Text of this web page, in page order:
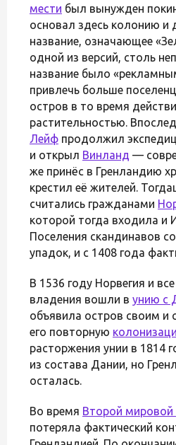
мести был вынужден
основал здесь колонию и
название, означающее
одной из версий, столь
название было
привлечь больше
остров в то время
растительностью.
Лейф продолжил
и открыл Винланд —
же принёс в Гренландию
крестил её жителей.
считались гражданами
которой тогда входила и
Поселения скандинавов
упадок, и с 1408 года
В 1536 году Норвегия и
владения вошли в унию с
объявила остров своим и
его повторную
расторжения унии в 1814
из состава Дании, но
осталась.
Во время Второй мировой
потеряла фактический